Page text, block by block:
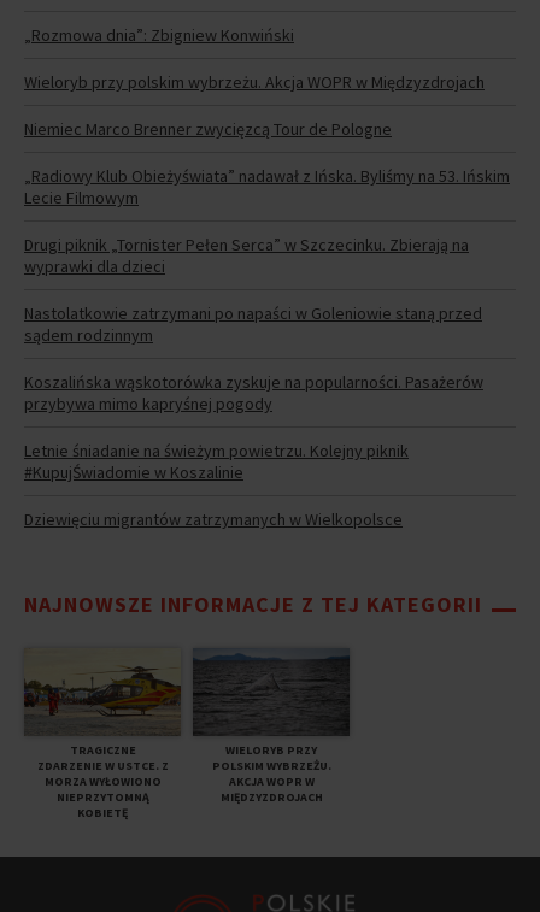
„Rozmowa dnia”: Zbigniew Konwiński
Wieloryb przy polskim wybrzeżu. Akcja WOPR w Międzyzdrojach
Niemiec Marco Brenner zwycięzcą Tour de Pologne
„Radiowy Klub Obieżyświata” nadawał z Ińska. Byliśmy na 53. Ińskim
Lecie Filmowym
Drugi piknik „Tornister Pełen Serca” w Szczecinku. Zbierają na
wyprawki dla dzieci
Nastolatkowie zatrzymani po napaści w Goleniowie staną przed
sądem rodzinnym
Koszalińska wąskotorówka zyskuje na popularności. Pasażerów
przybywa mimo kapryśnej pogody
Letnie śniadanie na świeżym powietrzu. Kolejny piknik
#KupujŚwiadomie w Koszalinie
Dziewięciu migrantów zatrzymanych w Wielkopolsce
NAJNOWSZE INFORMACJE Z TEJ KATEGORII
TRAGICZNE
ZDARZENIE W USTCE. Z
MORZA WYŁOWIONO
NIEPRZYTOMNĄ
KOBIETĘ
WIELORYB PRZY
POLSKIM WYBRZEŻU.
AKCJA WOPR W
MIĘDZYZDROJACH